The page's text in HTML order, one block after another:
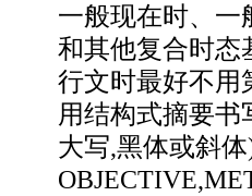
一般现在时、一
和其他复合时态
行文时最好不用
用结构式摘要
大写,黑体或斜